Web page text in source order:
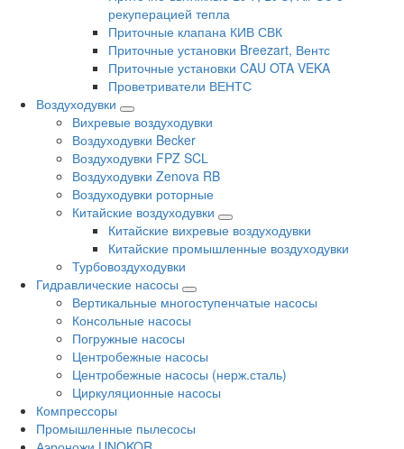
рекуперацией тепла
Приточные клапана КИВ СВК
Приточные установки Breezart, Вентс
Приточные установки CAU OTA VEKA
Проветриватели ВЕНТС
Воздуходувки
Вихревые воздуходувки
Воздуходувки Becker
Воздуходувки FPZ SCL
Воздуходувки Zenova RB
Воздуходувки роторные
Китайские воздуходувки
Китайские вихревые воздуходувки
Китайские промышленные воздуходувки
Турбовоздуходувки
Гидравлические насосы
Вертикальные многоступенчатые насосы
Консольные насосы
Погружные насосы
Центробежные насосы
Центробежные насосы (нерж.сталь)
Циркуляционные насосы
Компрессоры
Промышленные пылесосы